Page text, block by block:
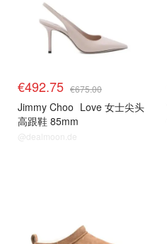
€492.75 €675.00
Jimmy Choo Love 女士尖头
高跟鞋 85mm
@dealmoon.de